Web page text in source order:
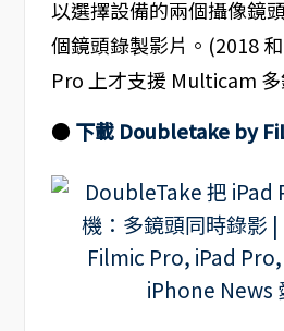
以選擇設備的兩個攝像鏡
個鏡頭錄製影片。(2018
Pro 上才支援 Multicam
● 下載 Doubletake by